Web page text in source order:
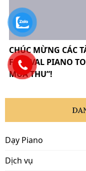
CHÚC MỪNG CÁC
FESTIVAL PIANO
MÙA THU”!
Dạy Piano
Dịch vụ